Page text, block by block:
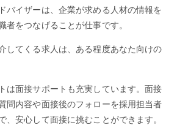
バイザーは、企業が求める人材の情報を
者をつなげることが仕事です。
してくる求人は、ある程度あなた向けの
は面接サポートも充実しています。面接
問内容や面接後のフォローを採用担当者
、安心して面接に挑むことができます。